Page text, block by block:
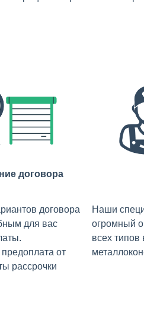
договора
договора
для вас
от
рассрочки
Наши
огромный
всех типов